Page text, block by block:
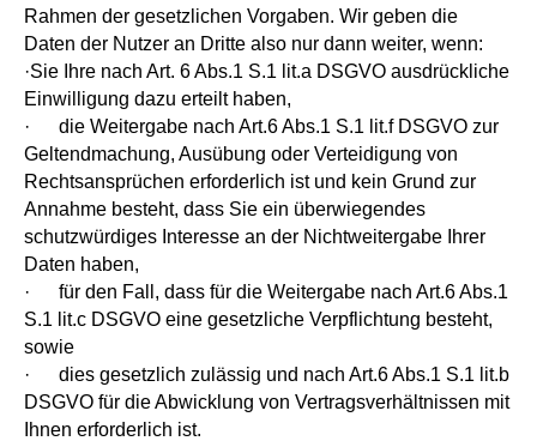
Rahmen der gesetzlichen Vorgaben. Wir geben die
Daten der Nutzer an Dritte also nur dann weiter, wenn:
·Sie Ihre nach Art. 6 Abs.1 S.1 lit.a DSGVO ausdrückliche
Einwilligung dazu erteilt haben,
· die Weitergabe nach Art.6 Abs.1 S.1 lit.f DSGVO zur
Geltendmachung, Ausübung oder Verteidigung von
Rechtsansprüchen erforderlich ist und kein Grund zur
Annahme besteht, dass Sie ein überwiegendes
schutzwürdiges Interesse an der Nichtweitergabe Ihrer
Daten haben,
· für den Fall, dass für die Weitergabe nach Art.6 Abs.1
S.1 lit.c DSGVO eine gesetzliche Verpflichtung besteht,
sowie
· dies gesetzlich zulässig und nach Art.6 Abs.1 S.1 lit.b
DSGVO für die Abwicklung von Vertragsverhältnissen mit
Ihnen erforderlich ist.